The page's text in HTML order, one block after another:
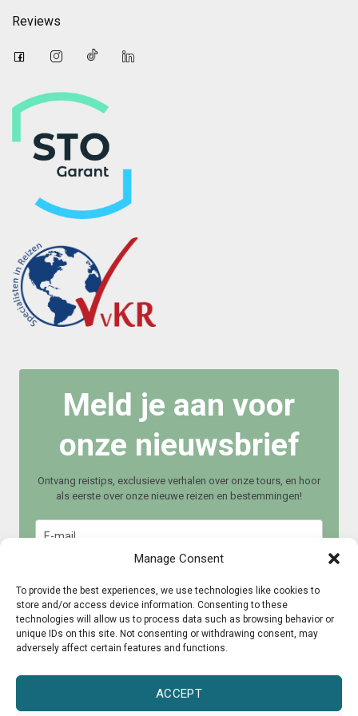
Manage Consent
To provide the best experiences, we use technologies like cookies to
store and/or access device information. Consenting to these
technologies will allow us to process data such as browsing behavior or
unique IDs on this site. Not consenting or withdrawing consent, may
adversely affect certain features and functions.
ACCEPT
Reviews
Meld je aan voor
onze nieuwsbrief
Ontvang reistips, exclusieve verhalen over onze tours, en hoor
als eerste over onze nieuwe reizen en bestemmingen!
Meld je aan